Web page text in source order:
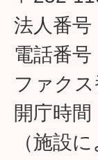
法人番
電話番
ファク
開庁時
（施設